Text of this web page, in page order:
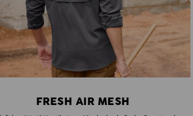
FRESH AIR MESH